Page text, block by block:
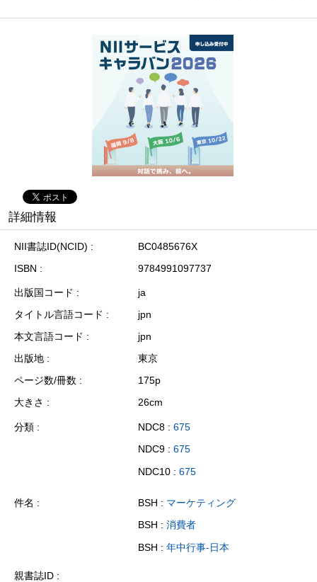
詳細情報
NII書誌ID(NCID)
BC0485676X
ISBN
9784991097737
出版国コード
ja
タイトル言語コード
jpn
本文言語コード
jpn
出版地
東京
ページ数/冊数
175p
大きさ
26cm
分類 NDC8 : 675
NDC9 : 675
NDC10 : 675
件名 BSH : マーケティング
BSH : 消費者
BSH : 年中行事-日本
親書誌ID